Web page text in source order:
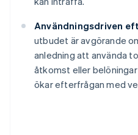
Användningsdriven
utbudet är avgörande
anledning att använda
åtkomst eller
ökar efterfrågan med